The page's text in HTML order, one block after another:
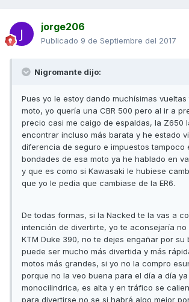
jorge206
Publicado 9 de Septiembre del 2017
Nigromante dijo:
Pues yo le estoy dando muchísimas
moto, yo quería una CBR 500 pero al ir a
precio casi me caigo de espaldas, la Z650
encontrar incluso más barata y he estado
diferencia de seguro e impuestos tampoco
bondades de esa moto ya he hablado en
y que es como si Kawasaki le hubiese
que yo le pedía que cambiase de la ER6.
De todas formas, si la Nacked te la vas a
intención de divertirte, yo te aconsejaría no
KTM Duke 390, no te dejes engañar por su
puede ser mucho más divertida y más
motos más grandes, si yo no la compro
porque no la veo buena para el día a día
monocilindrica, es alta y en tráfico se
para divertirse no se si habrá algo mejor